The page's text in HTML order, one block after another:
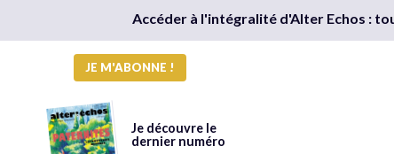
Accéder à l'intégralité d'Alter Echos :
JE M'ABONNE !
Je découvre le
dernier numéro